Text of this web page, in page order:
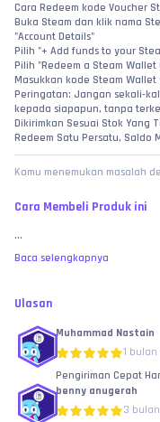
Cara Redeem kode Voucher
Buka Steam dan klik nama
"Account Details"
Pilih "+ Add funds to your
Pilih "Redeem a Steam Wallet
Masukkan kode Steam
Peringatan: Jangan sekali-
kepada siapapun, tanpa
Dikirimkan Sesuai Stok Yang
Redeem Satu Persatu, Saldo
Kamu menemukan masalah
Cara Membeli Produk ini
...
Baca selengkapnya
Ulasan
Muhammad Nastain
1
Pengiriman Cepat
benny anugerah
3